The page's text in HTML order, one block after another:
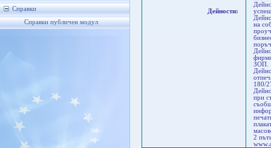
Справки
Справки публичен модул
Дейности:
на
ЗОП.
180/
при
2